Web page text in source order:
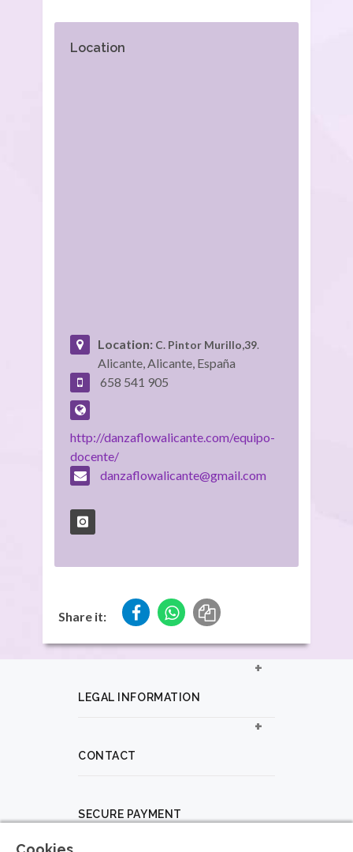
Location
Location: C. Pintor Murillo,39.
Alicante, Alicante, España
658 541 905
http://danzaflowalicante.com/equipo-
docente/
danzaflowalicante@gmail.com
Share it:
LEGAL INFORMATION
CONTACT
SECURE PAYMENT